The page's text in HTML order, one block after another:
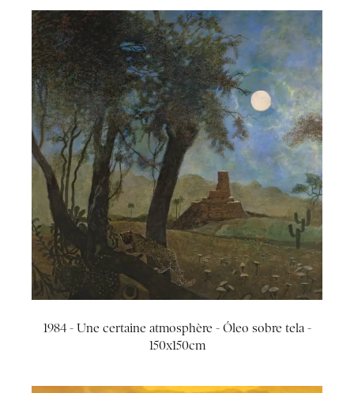
1984 - Une certaine atmosphère - Óleo sobre tela -
150x150cm